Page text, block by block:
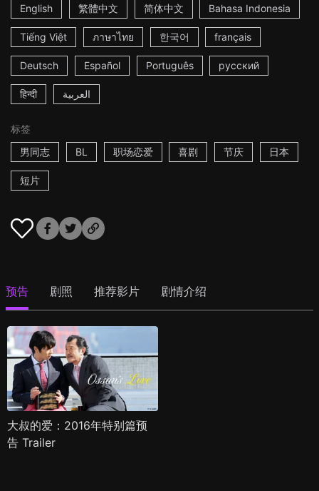
English
繁體中文 简体中文 Bahasa Indonesia
Tiếng Việt ภาษาไทย 한국어 français
Deutsch Español Português русский
हिन्दी العربية
标签
男同志
BL 职场恋爱 喜剧 节庆 日本
短片
预告 剧照 推荐影片 剧情介绍
大叔的爱：2016年特别篇预
告 Trailer